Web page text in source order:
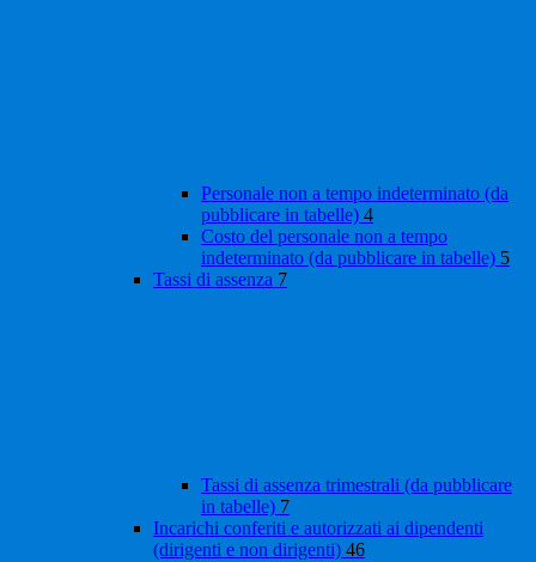
Personale non a tempo indeterminato (da
pubblicare in tabelle) 4
Costo del personale non a tempo
indeterminato (da pubblicare in tabelle) 5
Tassi di assenza 7
Tassi di assenza trimestrali (da pubblicare
in tabelle) 7
Incarichi conferiti e autorizzati ai dipendenti
(dirigenti e non dirigenti) 46